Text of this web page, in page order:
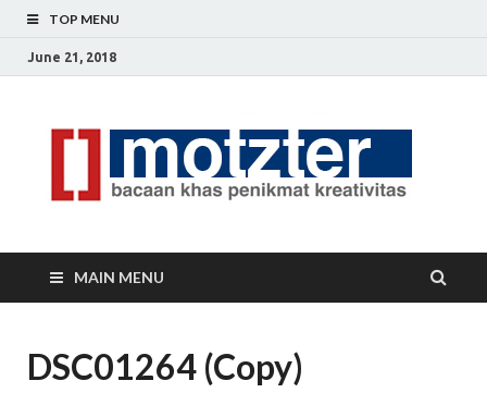
TOP MENU
June 21, 2018
MAIN MENU
DSC01264 (Copy)